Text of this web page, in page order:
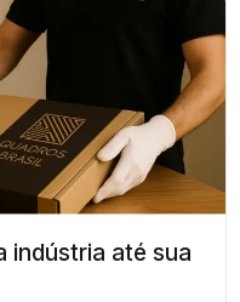
indústria até sua